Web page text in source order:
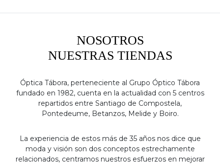
NOSOTROS
NUESTRAS TIENDAS
Óptica Tábora, perteneciente al Grupo Óptico Tábora
fundado en 1982, cuenta en la actualidad con 5 centros
repartidos entre Santiago de Compostela,
Pontedeume, Betanzos, Melide y Boiro.
La experiencia de estos más de 35 años nos dice que
moda y visión son dos conceptos estrechamente
relacionados, centramos nuestros esfuerzos en mejorar